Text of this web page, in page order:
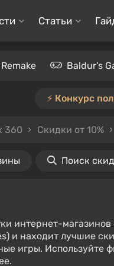
Статьи
Baldur's
⚡️ Конкурс
360 Скидки от 10%
Поиск
интернет-
и находит лучшие
игры. Используйте